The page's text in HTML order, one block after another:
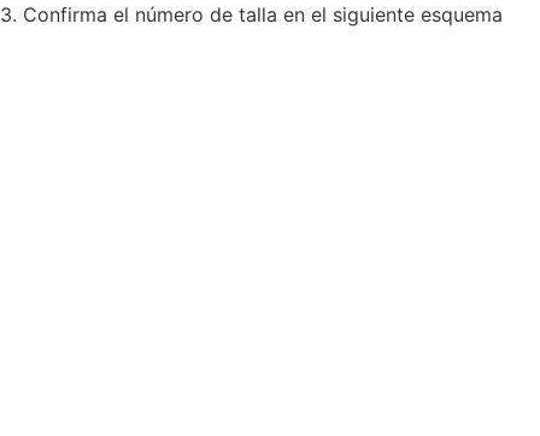
3. Confirma el número de talla en el siguiente esquema